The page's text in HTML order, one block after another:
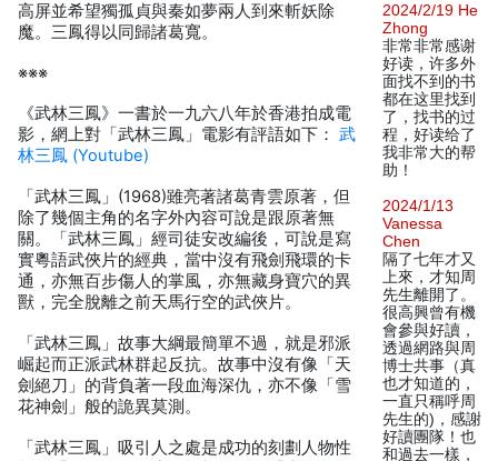
高屏並希望獨孤貞與秦如夢兩人到來斬妖除
魔。三鳳得以同歸諸葛寬。
※※※
《武林三鳳》一書於一九六八年於香港拍成電
影，網上對「武林三鳳」電影有評語如下：武
林三鳳 (Youtube)
「武林三鳳」(1968)雖亮著諸葛青雲原著，但
除了幾個主角的名字外內容可說是跟原著無
關。「武林三鳳」經司徒安改編後，可說是寫
實粵語武俠片的經典，當中沒有飛劍飛環的卡
通，亦無百步傷人的掌風，亦無藏身寶穴的異
獸，完全脫離之前天馬行空的武俠片。
「武林三鳳」故事大綱最簡單不過，就是邪派
崛起而正派武林群起反抗。故事中沒有像「天
劍絕刀」的背負著一段血海深仇，亦不像「雪
花神劍」般的詭異莫測。
「武林三鳳」吸引人之處是成功的刻劃人物性
2024/2/19 He
Zhong
非常非常感谢
好读，许多外
面找不到的书
都在这里找到
了，找书的过
程，好读给了
我非常大的帮
助！
2024/1/13
Vanessa
Chen
隔了七年才又
上來，才知周
先生離開了。
很高興曾有機
會參與好讀，
透過網路與周
博士共事（真
也才知道的，
一直只稱呼周
先生的)，感謝
好讀團隊！也
和過去一樣，